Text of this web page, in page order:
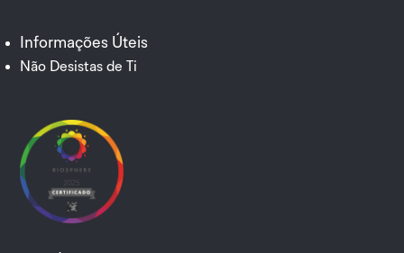
Informações Úteis
Não Desistas de Ti